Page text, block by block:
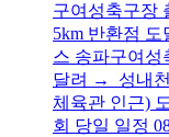
구여성축구장
5km 반환점
스 송파구여
달려 → 성내천
체육관 인근)
회 당일 일정